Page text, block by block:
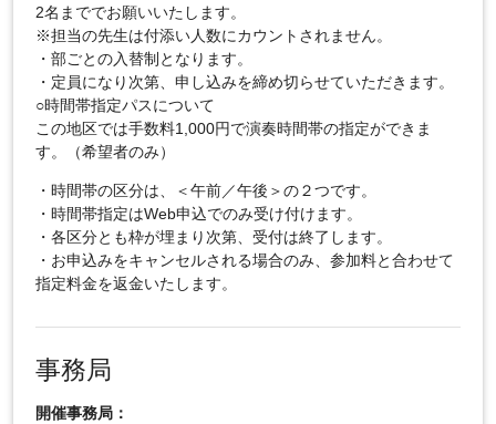
2名まででお願いいたします。
※担当の先生は付添い人数にカウントされません。
・部ごとの入替制となります。
・定員になり次第、申し込みを締め切らせていただきます。
○時間帯指定パスについて
この地区では手数料1,000円で演奏時間帯の指定ができま
す。（希望者のみ）
・時間帯の区分は、＜午前／午後＞の２つです。
・時間帯指定はWeb申込でのみ受け付けます。
・各区分とも枠が埋まり次第、受付は終了します。
・お申込みをキャンセルされる場合のみ、参加料と合わせて
指定料金を返金いたします。
事務局
開催事務局：